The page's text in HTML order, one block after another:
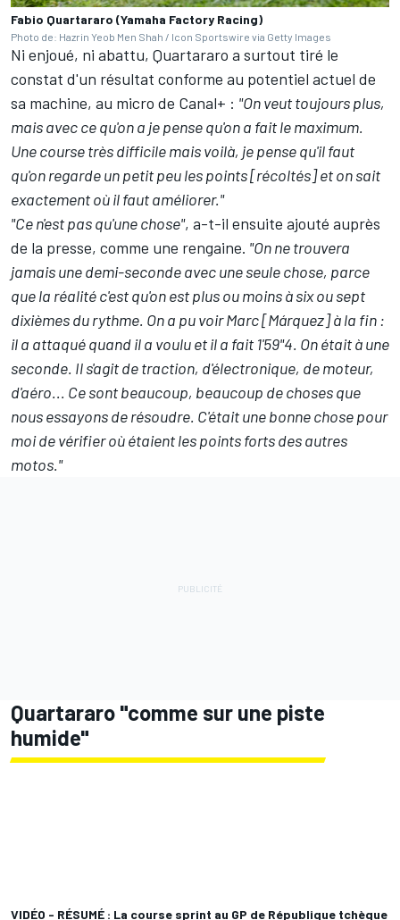
Fabio Quartararo (Yamaha Factory Racing)
Photo de: Hazrin Yeob Men Shah / Icon Sportswire via Getty Images
Ni enjoué, ni abattu, Quartararo a surtout tiré le
constat d'un résultat conforme au potentiel actuel de
sa machine, au micro de Canal+ : "On veut toujours plus,
mais avec ce qu'on a je pense qu'on a fait le maximum.
Une course très difficile mais voilà, je pense qu'il faut
qu'on regarde un petit peu les points [récoltés] et on sait
exactement où il faut améliorer."
"Ce n'est pas qu'une chose", a-t-il ensuite ajouté auprès
de la presse, comme une rengaine. "On ne trouvera
jamais une demi-seconde avec une seule chose, parce
que la réalité c'est qu'on est plus ou moins à six ou sept
dixièmes du rythme. On a pu voir Marc [Márquez] à la fin :
il a attaqué quand il a voulu et il a fait 1'59"4. On était à une
seconde. Il s'agit de traction, d'électronique, de moteur,
d'aéro... Ce sont beaucoup, beaucoup de choses que
nous essayons de résoudre. C'était une bonne chose pour
moi de vérifier où étaient les points forts des autres
motos."
Quartararo "comme sur une piste
humide"
VIDÉO - RÉSUMÉ : La course sprint au GP de République tchèque